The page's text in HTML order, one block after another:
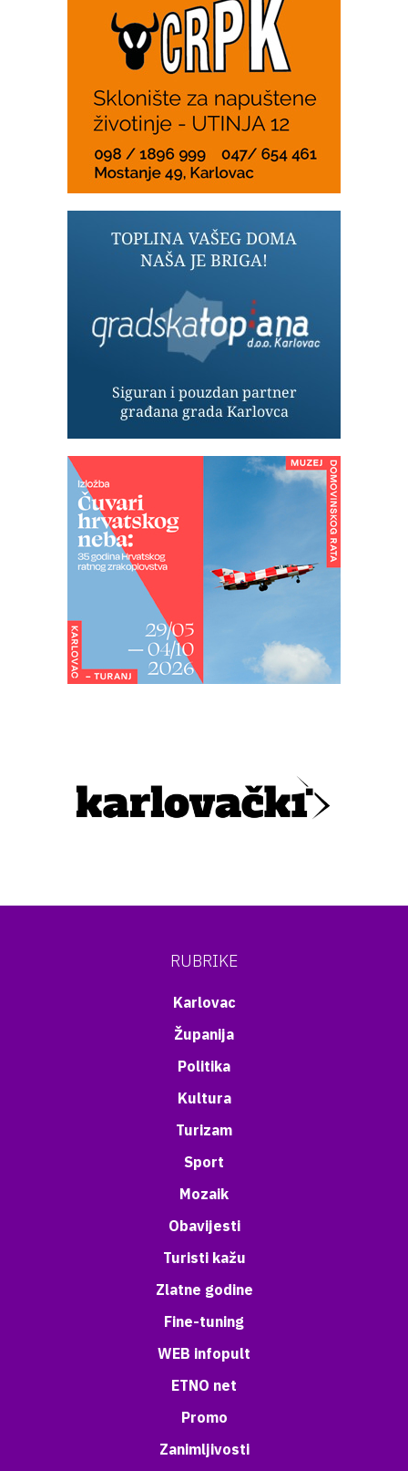
RUBRIKE
Karlovac
Županija
Politika
Kultura
Turizam
Sport
Mozaik
Obavijesti
Turisti kažu
Zlatne godine
Fine-tuning
WEB infopult
ETNO net
Promo
Zanimljivosti